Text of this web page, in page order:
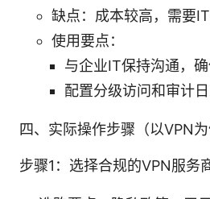
缺点：成本较高，需要
使用要点：
与企业IT保持沟通，
配置分级访问和审计
四、实际操作步骤（以VPN为
步骤1：选择合规的VPN服务